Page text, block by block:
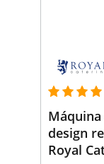
design
Royal